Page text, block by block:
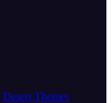
Desert Themes